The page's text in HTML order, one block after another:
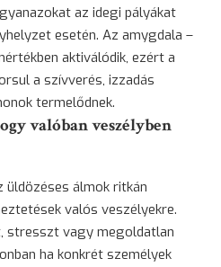
az idegi pályákat
esetén. Az amygdala –
aktiválódik, ezért a
a szívverés, izzadás
termelődnek.
valóban veszélyben
üldözéses álmok ritkán
valós veszélyekre.
stresszt vagy megoldatlan
ha konkrét személyek